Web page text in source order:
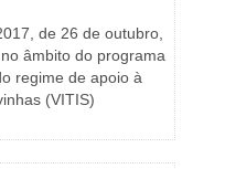
de 26 de outubro,
âmbito do programa
regime de apoio à
(VITIS)